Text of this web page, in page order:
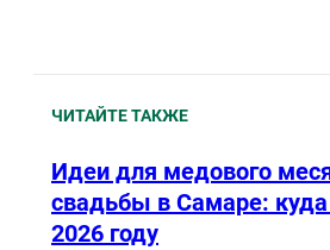
ЧИТАЙТЕ ТАКЖЕ
Идеи для медового
свадьбы в Самаре: куда
2026 году